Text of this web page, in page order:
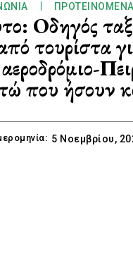
ΠΡΟΤΕΙΝΌΜΕΝΑ
Οδηγός
τουρίστα
που ήσουν
5 Νοεμβρίου,